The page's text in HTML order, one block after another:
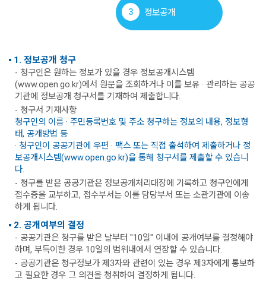
3 정보공개
1. 정보공개 청구
- 청구인은 원하는 정보가 있을 경우 정보공개시스템
(www.open.go.kr)에서 원문을 조회하거나 이를 보유 · 관리하는 공공
기관에 정보공개 청구서를 기재하여 제출합니다.
- 청구서 기재사항
청구인의 이름 · 주민등록번호 및 주소 청구하는 정보의 내용, 정보형
태, 공개방법 등
· 청구인이 공공기관에 우편 · 팩스 또는 직접 출석하여 제출하거나 정
보공개시스템(www.open.go.kr)을 통해 청구서를 제출할 수 있습니
다.
- 청구를 받은 공공기관은 정보공개처리대장에 기록하고 청구인에게
접수증을 교부하고, 접수부서는 이를 담당부서 또는 소관기관에 이송
하게 됩니다.
2. 공개여부의 결정
- 공공기관은 청구를 받은 날부터 "10일" 이내에 공개여부를 결정해야
하며, 부득이한 경우 10일의 범위내에서 연장할 수 있습니다.
- 공공기관은 청구정보가 제3자와 관련이 있는 경우 제3자에게 통보하
고 필요한 경우 그 의견을 청취하여 결정하게 됩니다.